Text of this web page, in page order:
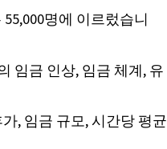
명에 이르렀습니
임금 인상, 임금 체계, 유
, 임금 규모, 시간당 평균